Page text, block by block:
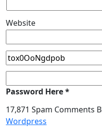
Website
Password Here *
17,871 Spam Comments
Wordpress